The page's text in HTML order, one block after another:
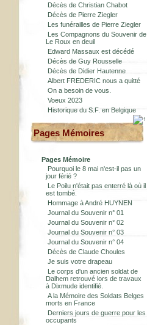
Décès de Christian Chabot
Décès de Pierre Ziegler
Les funérailles de Pierre Ziegler
Les Compagnons du Souvenir de
Le Roux en deuil
Edward Massaux est décédé
Décès de Guy Rousselle
Décès de Didier Hautenne
Albert FREDERIC nous a quitté
On a besoin de vous.
Voeux 2023
Historique du S.F. en Belgique
Pages Mémoires
Pages Mémoire
Pourquoi le 8 mai n'est-il pas un
jour férié ?
Le Poilu n'était pas enterré là où il
est tombé.
Hommage à André HUYNEN
Journal du Souvenir n° 01
Journal du Souvenir n° 02
Journal du Souvenir n° 03
Journal du Souvenir n° 04
Décès de Claude Choules
Je suis votre drapeau
Le corps d'un ancien soldat de
Dalhem retrouvé lors de travaux
à Dixmude identifié.
A la Mémoire des Soldats Belges
morts en France
Derniers jours de guerre pour les
occupants